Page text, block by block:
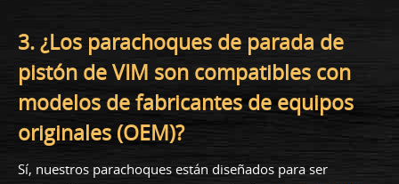
3. ¿Los parachoques de parada de
pistón de VIM son compatibles con
modelos de fabricantes de equipos
originales (OEM)?
Sí, nuestros parachoques están diseñados para ser